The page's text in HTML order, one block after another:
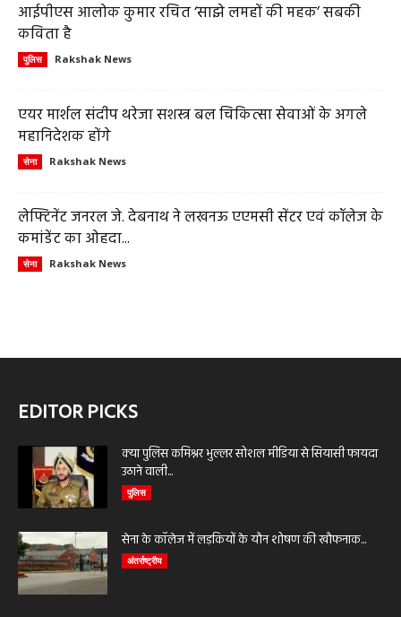
आईपीएस आलोक कुमार रचित ‘साझे लमहों की महक’ सबकी
कविता है
पुलिस Rakshak News
एयर मार्शल संदीप थरेजा सशस्त्र बल चिकित्सा सेवाओं के अगले
महानिदेशक होंगे
सेना Rakshak News
लेफ्टिनेंट जनरल जे. देबनाथ ने लखनऊ एएमसी सेंटर एवं कॉलेज के
कमांडेंट का ओहदा...
सेना Rakshak News
EDITOR PICKS
क्या पुलिस कमिश्नर भुल्लर सोशल मीडिया से सियासी फायदा
उठाने वाली...
पुलिस
सेना के कॉलेज में लड़कियों के यौन शोषण की खौफनाक...
अंतर्राष्ट्रीय